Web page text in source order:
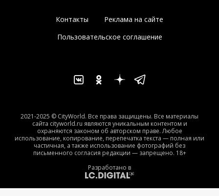
Контакты
Реклама на сайте
Пользовательское соглашение
2021-2025 © CityWorld. Все права защищены. Все материалы
сайта cityworld.ru являются уникальным контентом и
охраняются законом об авторском праве. Любое
использование, копирование, перепечатка текста — полная или
частичная, а также использование фотографий без
письменного согласия редакции — запрещено. 18+
Разработано в